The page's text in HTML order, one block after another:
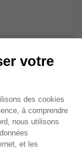
votre
des cookies
à comprendre
nous utilisons
et les